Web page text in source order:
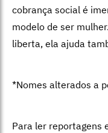
cobrança social é
modelo de ser
liberta, ela ajuda
*Nomes alterados a
Para ler reportagens